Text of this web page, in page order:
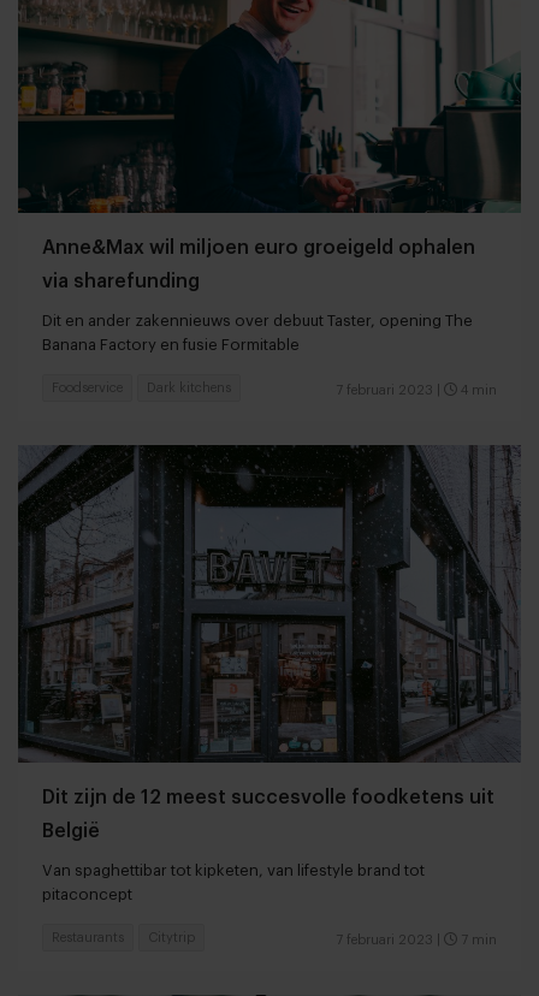
Anne&Max wil miljoen euro groeigeld ophalen
via sharefunding
Dit en ander zakennieuws over debuut Taster, opening The
Banana Factory en fusie Formitable
7 februari 2023 4 min
Foodservice Dark kitchens
Dit zijn de 12 meest succesvolle foodketens uit
België
Van spaghettibar tot kipketen, van lifestyle brand tot
pitaconcept
7 februari 2023 7 min
Restaurants Citytrip